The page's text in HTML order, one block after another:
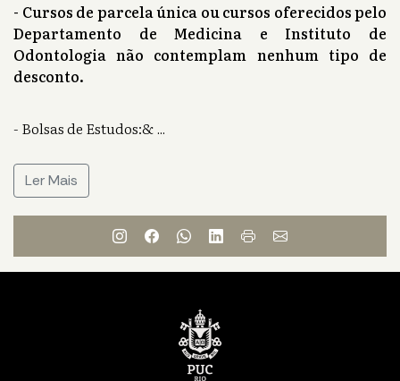
- Cursos de parcela única ou cursos oferecidos pelo
Departamento de Medicina e Instituto de
Odontologia não contemplam nenhum tipo de
desconto.
- Bolsas de Estudos:&...
Ler Mais